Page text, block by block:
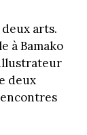
arts.
à Bamako
deux